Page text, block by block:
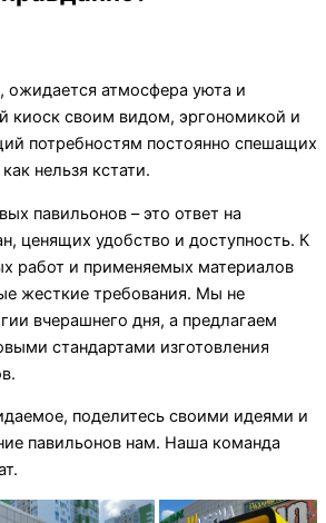
ожидается атмосфера уюта и
киоск своим видом, эргономикой и
потребностям постоянно спешащих
нельзя кстати.
павильонов – это ответ на
ценящих удобство и доступность. К
работ и применяемых материалов
жесткие требования. Мы не
вчерашнего дня, а предлагаем
стандартами изготовления
поделитесь своими идеями и
павильонов нам. Наша команда